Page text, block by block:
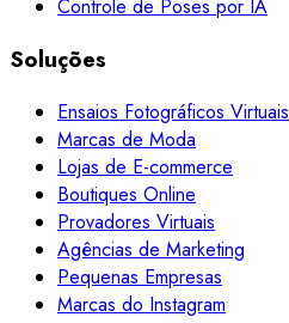
Controle de Poses por IA
Soluções
Ensaios Fotográficos Virtuais
Marcas de Moda
Lojas de E-commerce
Boutiques Online
Provadores Virtuais
Agências de Marketing
Pequenas Empresas
Marcas do Instagram